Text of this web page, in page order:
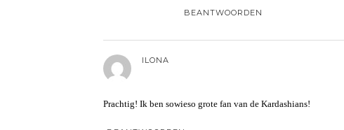
BEANTWOORDEN
ILONA
Prachtig! Ik ben sowieso grote fan van de Kardashians!